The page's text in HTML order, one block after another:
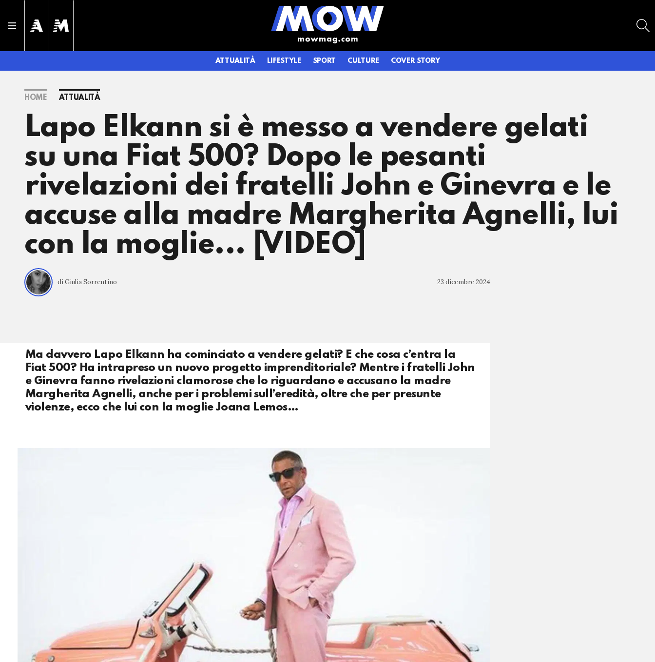
ATTUALITÀ LIFESTYLE SPORT CULTURE COVER STORY
HOME ATTUALITÀ
Lapo Elkann si è messo a vendere gelati
su una Fiat 500? Dopo le pesanti
rivelazioni dei fratelli John e Ginevra e le
accuse alla madre Margherita Agnelli, lui
con la moglie... [VIDEO]
di Giulia Sorrentino 23 dicembre 2024
Ma davvero Lapo Elkann ha cominciato a vendere gelati? E che cosa c’entra la
Fiat 500? Ha intrapreso un nuovo progetto imprenditoriale? Mentre i fratelli John
e Ginevra fanno rivelazioni clamorose che lo riguardano e accusano la madre
Margherita Agnelli, anche per i problemi sull’eredità, oltre che per presunte
violenze, ecco che lui con la moglie Joana Lemos…